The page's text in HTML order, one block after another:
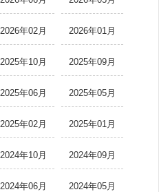
2026年02月 2026年01月
2025年10月 2025年09月
2025年06月 2025年05月
2025年02月 2025年01月
2024年10月 2024年09月
2024年06月 2024年05月